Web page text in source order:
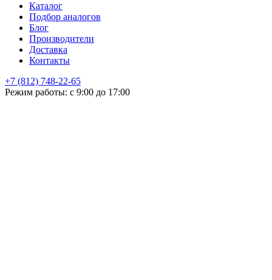
Каталог
Подбор аналогов
Блог
Производители
Доставка
Контакты
+7 (812) 748-22-65
Режим работы: с 9:00 до 17:00
НЕ НАШЛИ ЧТО ИСКАЛИ